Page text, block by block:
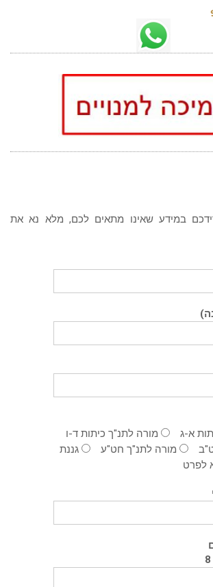
במידע שאינו מתאים לכם, מלא נא את
א-ג
מורה לתנ"ך כיתות ד-ו
מורה לתנ"ך חט"ע
גננת
לפרט